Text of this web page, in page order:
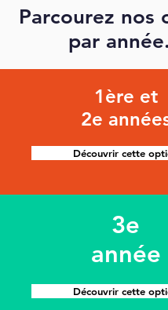
Parcourez nos
par
1ère et
2e
Découvrir cette
3e
année
Découvrir cette